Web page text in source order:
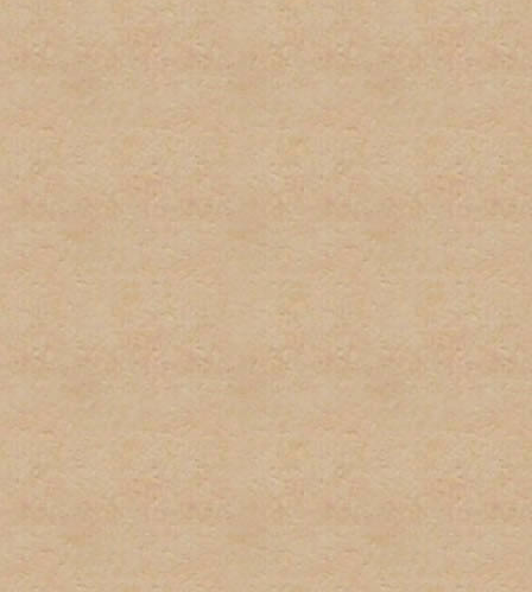
5. El spam no será
con el propósito de
7. Se tratará de poner
deberá tomar el tiempo
descripciones de los
puestos en las áreas
preguntas, asi como los